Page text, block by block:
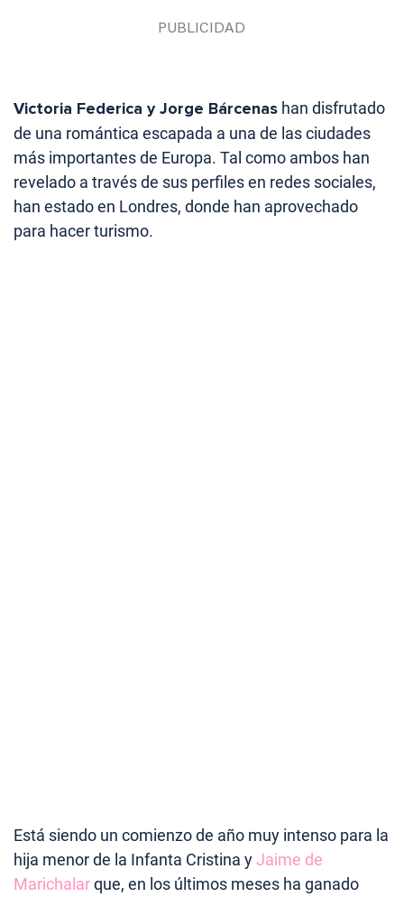
Victoria Federica y Jorge Bárcenas han disfrutado
de una romántica escapada a una de las ciudades
más importantes de Europa. Tal como ambos han
revelado a través de sus perfiles en redes sociales,
han estado en Londres, donde han aprovechado
para hacer turismo.
Está siendo un comienzo de año muy intenso para la
hija menor de la Infanta Cristina yJaime de
Marichalarque, en los últimos meses ha ganado